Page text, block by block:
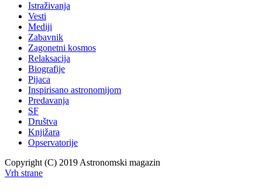
Istraživanja
Vesti
Mediji
Zabavnik
Zagonetni kosmos
Relaksacija
Biografije
Pijaca
Inspirisano astronomijom
Predavanja
SF
Društva
Knjižara
Opservatorije
Copyright (C) 2019 Astronomski magazin
Vrh strane